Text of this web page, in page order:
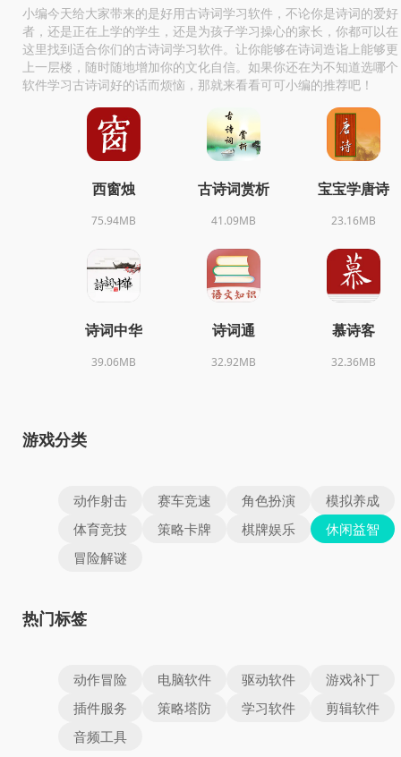
小编今天给大家带来的是好用古诗词学习软件，不论你是诗词的爱好
者，还是正在上学的学生，还是为孩子学习操心的家长，你都可以在
这里找到适合你们的古诗词学习软件。让你能够在诗词造诣上能够更
上一层楼，随时随地增加你的文化自信。如果你还在为不知道选哪个
软件学习古诗词好的话而烦恼，那就来看看可可小编的推荐吧！
西窗烛
75.94MB
古诗词赏析
41.09MB
宝宝学唐诗
23.16MB
诗词中华
39.06MB
诗词通
32.92MB
慕诗客
32.36MB
游戏分类
动作射击 赛车竞速 角色扮演
模拟养成
体育竞技
策略卡牌 棋牌娱乐
休闲益智
冒险解谜
热门标签
动作冒险 电脑软件 驱动软件
游戏补丁
插件服务
策略塔防 学习软件
剪辑软件
音频工具